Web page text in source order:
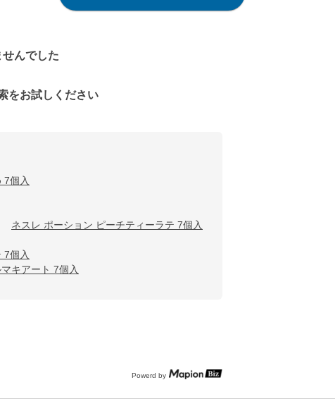
んでした
をお試しください
7個入
ネスレ ポーション ピーチティーラテ 7個入
7個入
キアート 7個入
Powerd by